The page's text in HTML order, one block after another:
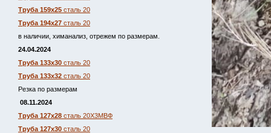
Труба 159х25 сталь 20
Труба 194х27 сталь 20
в наличии, химанализ, отрежем по размерам.
24.04.2024
Труба 133х30 сталь 20
Труба 133х32 сталь 20
Резка по размерам
08.11.2024
Труба 127х28 сталь 20Х3МВФ
Труба 127х30 сталь 20